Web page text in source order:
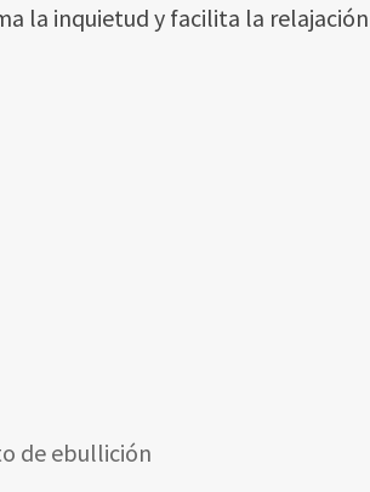
la inquietud y facilita la
de ebullición